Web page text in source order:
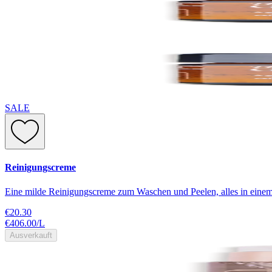
SALE
Reinigungscreme
Eine milde Reinigungscreme zum Waschen und Peelen, alles in
€20.30
€406.00/L
Ausverkauft